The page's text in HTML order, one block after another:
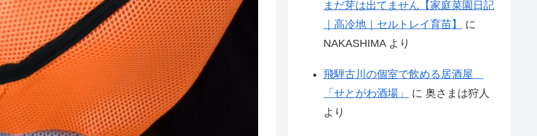
まだ芽は出てません【家庭菜園日記
｜高冷地｜セルトレイ育苗】
に
NAKASHIMAより
飛騨古川の個室で飲める居酒屋
「せとがわ酒場」
に 奥さまは狩人
より